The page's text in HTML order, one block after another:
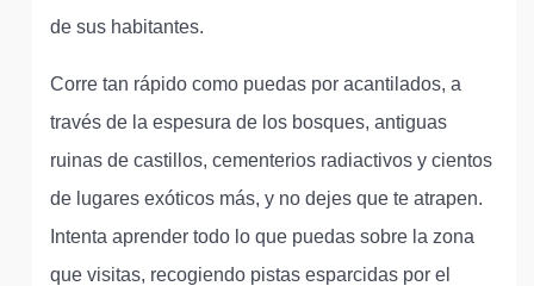
de sus habitantes.
Corre tan rápido como puedas por acantilados, a
través de la espesura de los bosques, antiguas
ruinas de castillos, cementerios radiactivos y cientos
de lugares exóticos más, y no dejes que te atrapen.
Intenta aprender todo lo que puedas sobre la zona
que visitas, recogiendo pistas esparcidas por el